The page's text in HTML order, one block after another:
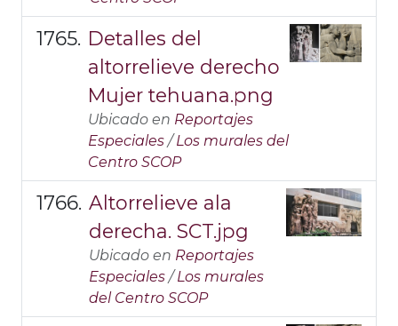
Detalles del
altorrelieve derecho
Mujer tehuana.png
Ubicado en Reportajes
Especiales /Los murales del
Centro SCOP
Altorrelieve ala
derecha. SCT.jpg
Ubicado en Reportajes
Especiales /Los murales
del Centro SCOP